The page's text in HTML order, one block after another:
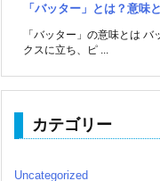
「バッター」とは？意味
「バッター」の意味とは
クスに立ち、ピ ...
カテゴリー
Uncategorized